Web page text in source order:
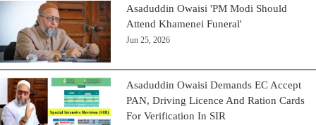
Asaduddin Owaisi 'PM Modi Should
Attend Khamenei Funeral'
Jun 25, 2026
Asaduddin Owaisi Demands EC Accept
PAN, Driving Licence And Ration Cards
For Verification In SIR